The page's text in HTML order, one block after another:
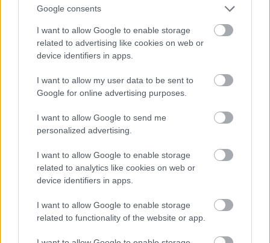
Google consents
I want to allow Google to enable storage
related to advertising like cookies on web or
device identifiers in apps.
I want to allow my user data to be sent to
Google for online advertising purposes.
I want to allow Google to send me
personalized advertising.
I want to allow Google to enable storage
related to analytics like cookies on web or
device identifiers in apps.
I want to allow Google to enable storage
related to functionality of the website or app.
Fotó: Mike Hewitt / Getty Images Hungary
Jön még kép!